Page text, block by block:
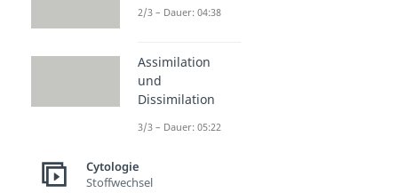
2/3 – Dauer: 04:38
Assimilation
und
Dissimilation
3/3 – Dauer: 05:22
Cytologie
Stoffwechsel